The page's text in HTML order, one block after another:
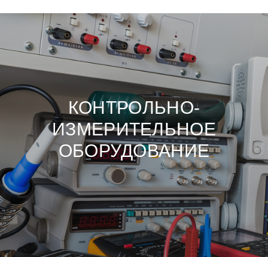
КОНТРОЛЬНО-
ИЗМЕРИТЕЛЬНОЕ
ОБОРУДОВАНИЕ